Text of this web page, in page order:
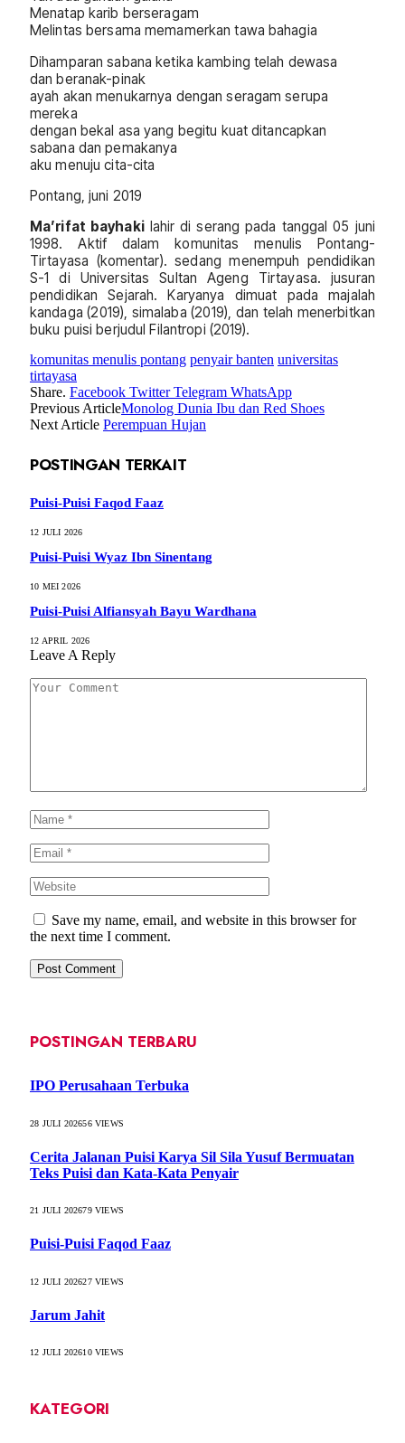
Menatap karib berseragam
Melintas bersama memamerkan tawa bahagia
Dihamparan sabana ketika kambing telah dewasa
dan beranak-pinak
ayah akan menukarnya dengan seragam serupa
mereka
dengan bekal asa yang begitu kuat ditancapkan
sabana dan pemakanya
aku menuju cita-cita
Pontang, juni 2019
Ma’rifat bayhakilahir di serang pada tanggal 05 juni
1998. Aktif dalam komunitas menulis Pontang-
Tirtayasa (komentar). sedang menempuh pendidikan
S-1 di Universitas Sultan Ageng Tirtayasa. jusuran
pendidikan Sejarah. Karyanya dimuat pada majalah
kandaga (2019), simalaba (2019), dan telah menerbitkan
buku puisi berjudul Filantropi (2019).
komunitas menulis pontang penyair banten universitas
tirtayasa
Share. Facebook Twitter Telegram WhatsApp
Previous ArticleMonolog Dunia Ibu dan Red Shoes
Next Article Perempuan Hujan
POSTINGAN TERKAIT
Puisi-Puisi Faqod Faaz
12 JULI 2026
Puisi-Puisi Wyaz Ibn Sinentang
10 MEI 2026
Puisi-Puisi Alfiansyah Bayu Wardhana
12 APRIL 2026
Leave A Reply
Save my name, email, and website in this browser for
the next time I comment.
POSTINGAN TERBARU
IPO Perusahaan Terbuka
28 JULI 202656VIEWS
Cerita Jalanan Puisi Karya Sil Sila Yusuf Bermuatan
Teks Puisi dan Kata-Kata Penyair
21 JULI 202679VIEWS
Puisi-Puisi Faqod Faaz
12 JULI 202627VIEWS
Jarum Jahit
12 JULI 202610VIEWS
KATEGORI